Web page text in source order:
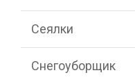
Сеялки
Снегоуборщик